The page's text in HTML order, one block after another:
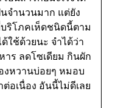
จำนวนมาก แต่ยัง
ริโภคเห็ดชนิดนี้ตาม
ใช้ด้วยนะ จำได้ว่า
ร ลดโซเดียม กินผัก
งหวานบ่อยๆ หมอบ
อเนื่อง อันนี้ไม่ดีเลย